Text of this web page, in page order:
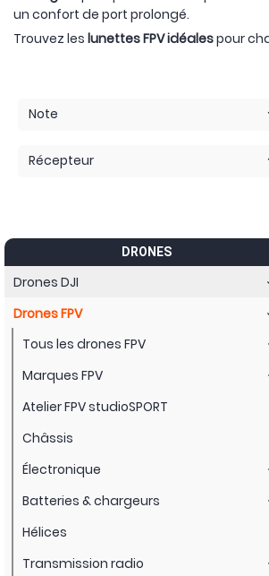
un confort de port prolongé.
Trouvez les lunettes FPV idéalespour
Note
Récepteur
DRONES
Drones DJI
Drones FPV
Tous les drones FPV
Marques FPV
Atelier FPV studioSPORT
Châssis
Électronique
Batteries & chargeurs
Hélices
Transmission radio